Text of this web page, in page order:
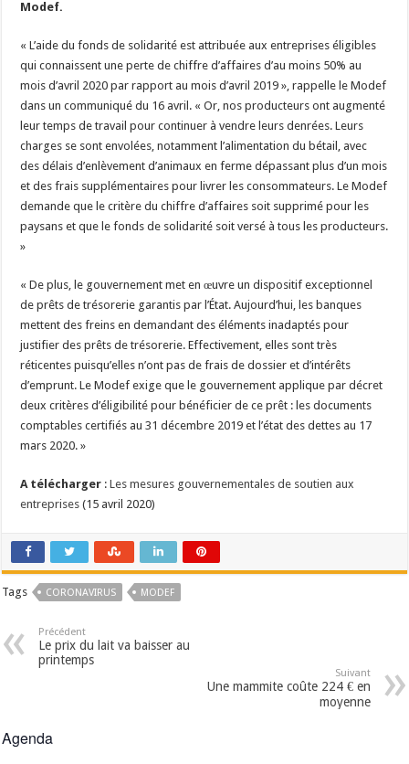
Modef.
« L’aide du fonds de solidarité est attribuée aux entreprises éligibles
qui connaissent une perte de chiffre d’affaires d’au moins 50% au
mois d’avril 2020 par rapport au mois d’avril 2019 », rappelle le Modef
dans un communiqué du 16 avril. « Or, nos producteurs ont augmenté
leur temps de travail pour continuer à vendre leurs denrées. Leurs
charges se sont envolées, notamment l’alimentation du bétail, avec
des délais d’enlèvement d’animaux en ferme dépassant plus d’un mois
et des frais supplémentaires pour livrer les consommateurs. Le Modef
demande que le critère du chiffre d’affaires soit supprimé pour les
paysans et que le fonds de solidarité soit versé à tous les producteurs.
»
« De plus, le gouvernement met en œuvre un dispositif exceptionnel
de prêts de trésorerie garantis par l’État. Aujourd’hui, les banques
mettent des freins en demandant des éléments inadaptés pour
justifier des prêts de trésorerie. Effectivement, elles sont très
réticentes puisqu’elles n’ont pas de frais de dossier et d’intérêts
d’emprunt. Le Modef exige que le gouvernement applique par décret
deux critères d’éligibilité pour bénéficier de ce prêt : les documents
comptables certifiés au 31 décembre 2019 et l’état des dettes au 17
mars 2020. »
A télécharger :Les mesures gouvernementales de soutien aux
entreprises (15 avril 2020)
Tags CORONAVIRUS MODEF
Précédent
Le prix du lait va baisser au
printemps
Suivant
Une mammite coûte 224 € en
moyenne
Agenda